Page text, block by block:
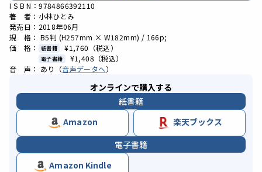
I S B N：9784866392110
著 者：小林ひとみ
発売日：2018年06月
規 格： B5判 (H257mm × W182mm) / 166p;
価 格：
紙書籍 ¥1,760 （税込）
電子書籍 ¥1,408 （税込）
音 声： あり（音声データへ）
オンラインで購入する
紙書籍
Amazon
楽天ブックス
電子書籍
Amazon Kindle